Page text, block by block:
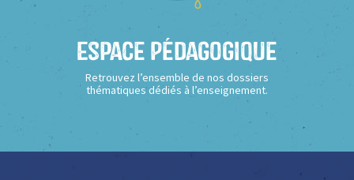
Espace Pédagogique
Retrouvez l’ensemble de nos dossiers
thématiques dédiés à l’enseignement.